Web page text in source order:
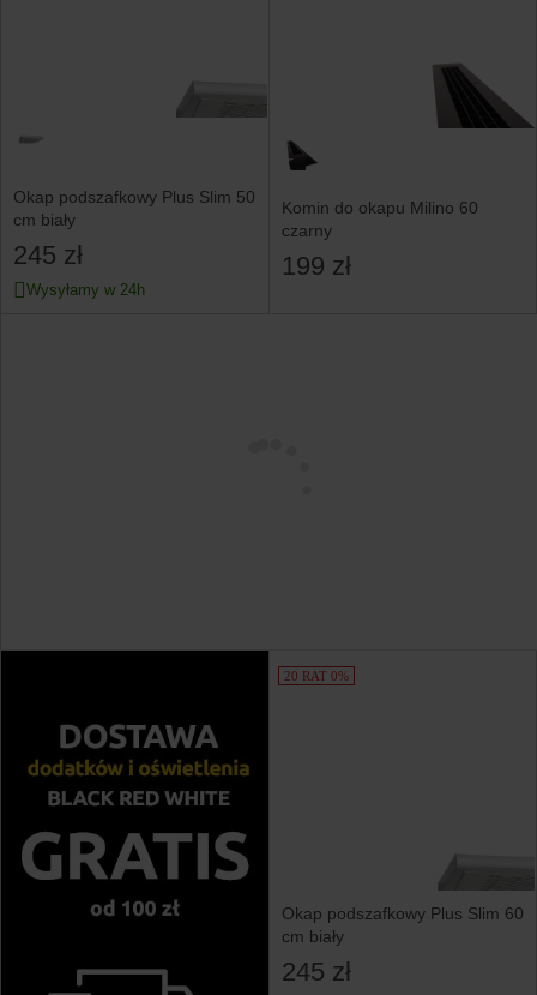
Okap podszafkowy Plus Slim 50
cm biały
245 zł
Wysyłamy w 24h
Komin do okapu Milino 60
czarny
199 zł
20 RAT 0%
Okap podszafkowy Plus Slim 60
cm biały
245 zł